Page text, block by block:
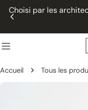
Passer
contenu
Choisi par les
Accueil Tous les